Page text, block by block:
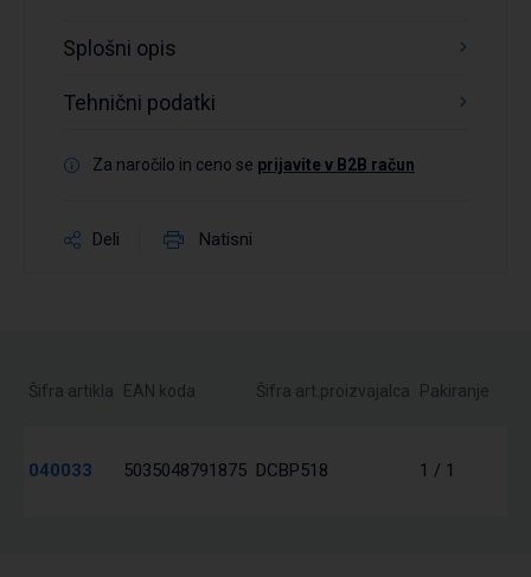
Splošni opis
Tehnični podatki
Za naročilo in ceno se prijavite v B2B račun
Deli Natisni
Šifra artikla EAN koda Šifra art.proizvajalca Pakiranje
040033 5035048791875 DCBP518 1 / 1